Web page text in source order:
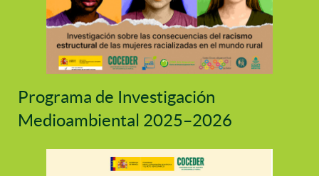
Programa de Investigación
Medioambiental 2025–2026